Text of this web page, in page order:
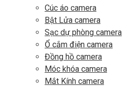
Cúc áo camera
Bật Lửa camera
Sạc dự phòng camera
Ổ cắm điện camera
Đồng hồ camera
Móc khóa camera
Mắt Kính camera